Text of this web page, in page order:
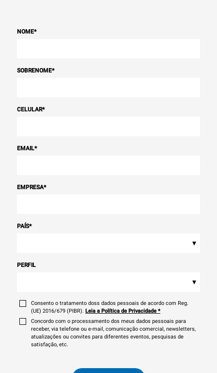
NOME*
SOBRENOME*
CELULAR*
EMAIL*
EMPRESA*
PAÍS*
▾
PERFIL
▾
Consento o tratamento doss dados pessoais de acordo com Reg.
(UE) 2016/679 (PIBR). Leia a Política de Privacidade *
Concordo com o processamento dos meus dados pessoais para
receber, via telefone ou e-mail, comunicação comercial, newsletters,
atualizações ou convites para diferentes eventos, pesquisas de
satisfação, etc.